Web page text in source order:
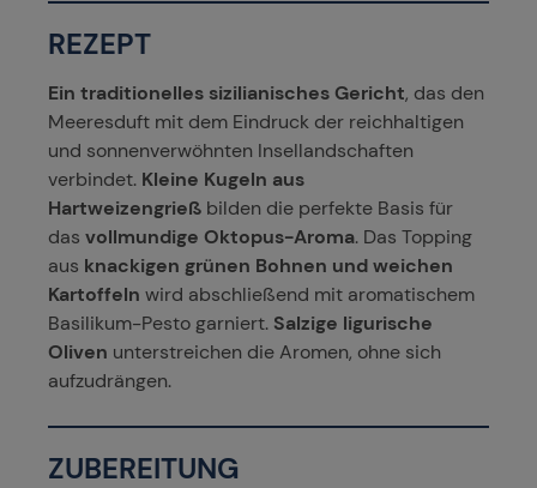
REZEPT
Ein traditionelles sizilianisches Gericht, das den
Meeresduft mit dem Eindruck der reichhaltigen
und sonnenverwöhnten Insellandschaften
verbindet. Kleine Kugeln aus
Hartweizengrieß bilden die perfekte Basis für
das vollmundige Oktopus-Aroma. Das Topping
aus knackigen grünen Bohnen und weichen
Kartoffeln wird abschließend mit aromatischem
Basilikum-Pesto garniert. Salzige ligurische
Oliven unterstreichen die Aromen, ohne sich
aufzudrängen.
ZUBEREITUNG